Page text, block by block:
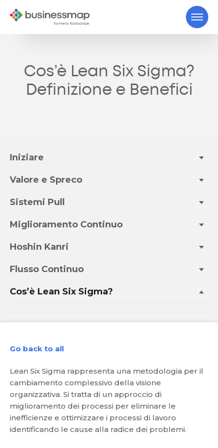
Cos’è Lean Six Sigma?
Definizione e Benefici
Iniziare
Valore e Spreco
Sistemi Pull
Miglioramento Continuo
Hoshin Kanri
Flusso Continuo
Cos’è Lean Six Sigma?
Go back to all
Lean Six Sigma rappresenta una metodologia per il
cambiamento complessivo della visione
organizzativa. Si tratta di un approccio di
miglioramento dei processi per eliminare le
inefficienze e ottimizzare i processi di lavoro
identificando le cause alla radice dei problemi.